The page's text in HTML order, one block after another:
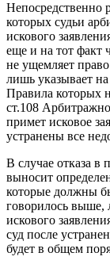
Непосредственно
которых судьи
искового
еще и на тот факт
не ущемляет
лишь указывает на
Правила которых
ст.108
примет исковое
устранены все
В случае отказа в
выносит
которые должны
говорилось выше,
искового
суд после
будет в общем